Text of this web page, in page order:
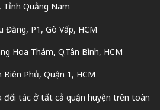
Tỉnh Quảng Nam
Đăng, P1, Gò Vấp, HCM
Hoa Thám, Q.Tân Bình, HCM
Biên Phủ, Quận 1, HCM
đối tác ở tất cả quận huyện trên toàn